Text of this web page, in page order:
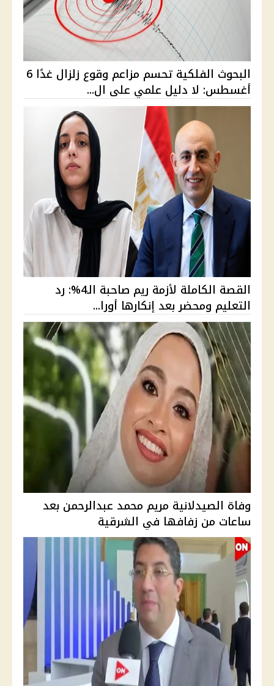
البحوث الفلكية تحسم مزاعم وقوع زلزال غدًا 6
أغسطس: لا دليل علمي على ال...
القصة الكاملة لأزمة ريم صاحبة الـ4%: رد
التعليم ومحضر بعد إنكارها أورا...
وفاة الصيدلانية مريم محمد عبدالرحمن بعد
ساعات من زفافها في الشرقية